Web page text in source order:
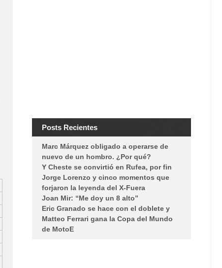
Posts Recientes
Marc Márquez obligado a operarse de
nuevo de un hombro. ¿Por qué?
Y Cheste se convirtió en Rufea, por fin
Jorge Lorenzo y cinco momentos que
forjaron la leyenda del X-Fuera
Joan Mir: “Me doy un 8 alto”
Eric Granado se hace con el doblete y
Matteo Ferrari gana la Copa del Mundo
de MotoE